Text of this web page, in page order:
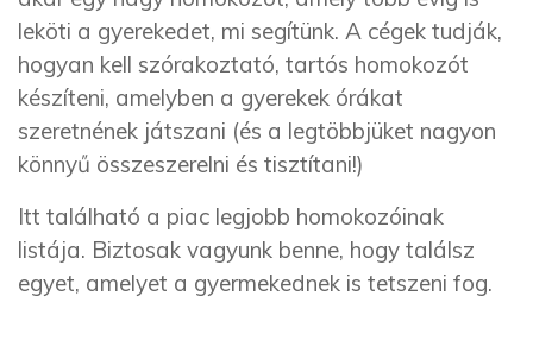
leköti a gyerekedet, mi segítünk. A cégek tudják,
hogyan kell szórakoztató, tartós homokozót
készíteni, amelyben a gyerekek órákat
szeretnének játszani (és a legtöbbjüket nagyon
könnyű összeszerelni és tisztítani!)
Itt található a piac legjobb homokozóinak
listája. Biztosak vagyunk benne, hogy találsz
egyet, amelyet a gyermekednek is tetszeni fog.